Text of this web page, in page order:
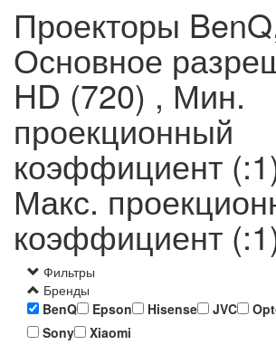
Проекторы
Основное
HD (720) , Мин.
проекционный
коэффициент
Макс.
коэффициент
Фильтры
Бренды
BenQ
Epson Hisense JVC
Sony
Xiaomi